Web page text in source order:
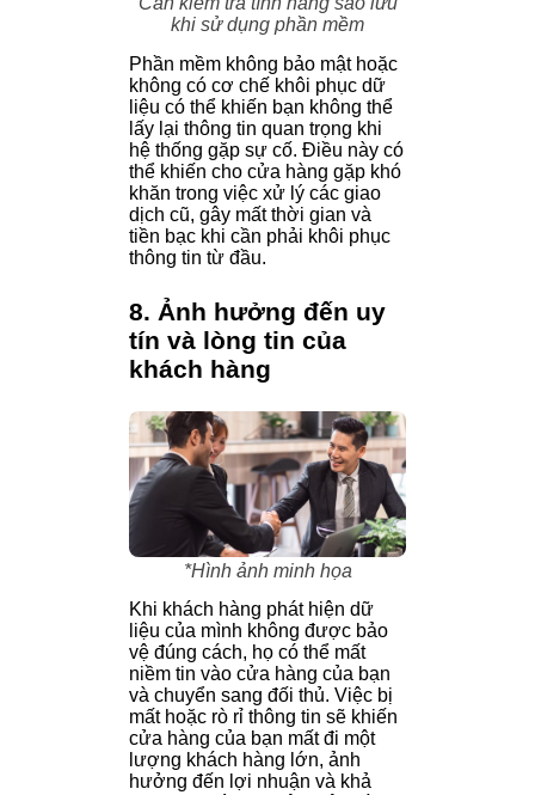
khi sử dụng phần mềm
Phần mềm không bảo mật hoặc
không có cơ chế khôi phục dữ
liệu có thể khiến bạn không thể
lấy lại thông tin quan trọng khi
hệ thống gặp sự cố. Điều này có
thể khiến cho cửa hàng gặp khó
khăn trong việc xử lý các giao
dịch cũ, gây mất thời gian và
tiền bạc khi cần phải khôi phục
thông tin từ đầu.
8. Ảnh hưởng đến uy
tín và lòng tin của
khách hàng
*Hình ảnh minh họa
Khi khách hàng phát hiện dữ
liệu của mình không được bảo
vệ đúng cách, họ có thể mất
niềm tin vào cửa hàng của bạn
và chuyển sang đối thủ. Việc bị
mất hoặc rò rỉ thông tin sẽ khiến
cửa hàng của bạn mất đi một
lượng khách hàng lớn, ảnh
hưởng đến lợi nhuận và khả